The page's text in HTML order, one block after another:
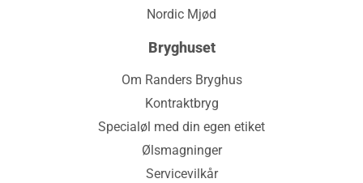
Nordic Mjød
Bryghuset
Om Randers Bryghus
Kontraktbryg
Specialøl med din egen etiket
Ølsmagninger
Servicevilkår